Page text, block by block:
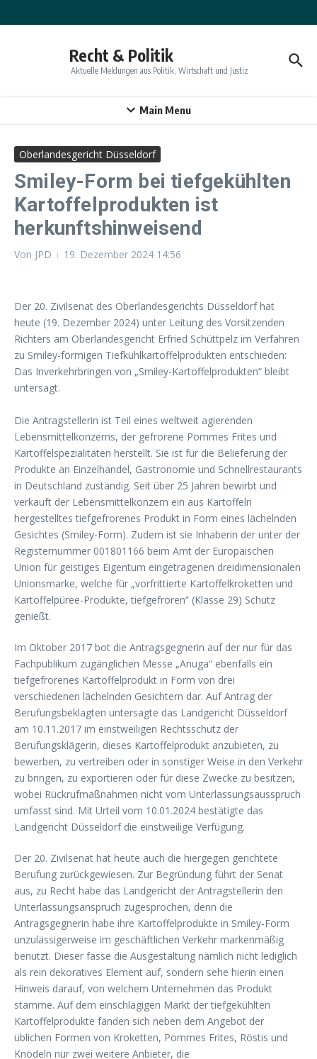
Recht & Politik
Aktuelle Meldungen aus Politik, Wirtschaft und Justiz
Main Menu
Oberlandesgericht Düsseldorf
Smiley-Form bei tiefgekühlten
Kartoffelprodukten ist
herkunftshinweisend
Von JPD 19. Dezember 2024 14:56
Der 20. Zivilsenat des Oberlandesgerichts Düsseldorf hat
heute (19. Dezember 2024) unter Leitung des Vorsitzenden
Richters am Oberlandesgericht Erfried Schüttpelz im Verfahren
zu Smiley-förmigen Tiefkühlkartoffelprodukten entschieden:
Das Inverkehrbringen von „Smiley-Kartoffelprodukten“ bleibt
untersagt.
Die Antragstellerin ist Teil eines weltweit agierenden
Lebensmittelkonzerns, der gefrorene Pommes Frites und
Kartoffelspezialitäten herstellt. Sie ist für die Belieferung der
Produkte an Einzelhandel, Gastronomie und Schnellrestaurants
in Deutschland zuständig. Seit über 25 Jahren bewirbt und
verkauft der Lebensmittelkonzern ein aus Kartoffeln
hergestelltes tiefgefrorenes Produkt in Form eines lächelnden
Gesichtes (Smiley-Form). Zudem ist sie Inhaberin der unter der
Registernummer 001801166 beim Amt der Europäischen
Union für geistiges Eigentum eingetragenen dreidimensionalen
Unionsmarke, welche für „vorfrittierte Kartoffelkroketten und
Kartoffelpüree-Produkte, tiefgefroren“ (Klasse 29) Schutz
genießt.
Im Oktober 2017 bot die Antragsgegnerin auf der nur für das
Fachpublikum zugänglichen Messe „Anuga“ ebenfalls ein
tiefgefrorenes Kartoffelprodukt in Form von drei
verschiedenen lächelnden Gesichtern dar. Auf Antrag der
Berufungsbeklagten untersagte das Landgericht Düsseldorf
am 10.11.2017 im einstweiligen Rechtsschutz der
Berufungsklägerin, dieses Kartoffelprodukt anzubieten, zu
bewerben, zu vertreiben oder in sonstiger Weise in den Verkehr
zu bringen, zu exportieren oder für diese Zwecke zu besitzen,
wobei Rückrufmaßnahmen nicht vom Unterlassungsausspruch
umfasst sind. Mit Urteil vom 10.01.2024 bestätigte das
Landgericht Düsseldorf die einstweilige Verfügung.
Der 20. Zivilsenat hat heute auch die hiergegen gerichtete
Berufung zurückgewiesen. Zur Begründung führt der Senat
aus, zu Recht habe das Landgericht der Antragstellerin den
Unterlassungsanspruch zugesprochen, denn die
Antragsgegnerin habe ihre Kartoffelprodukte in Smiley-Form
unzulässigerweise im geschäftlichen Verkehr markenmäßig
benutzt. Dieser fasse die Ausgestaltung nämlich nicht lediglich
als rein dekoratives Element auf, sondern sehe hierin einen
Hinweis darauf, von welchem Unternehmen das Produkt
stamme. Auf dem einschlägigen Markt der tiefgekühlten
Kartoffelprodukte fänden sich neben dem Angebot der
üblichen Formen von Kroketten, Pommes Frites, Röstis und
Knödeln nur zwei weitere Anbieter, die